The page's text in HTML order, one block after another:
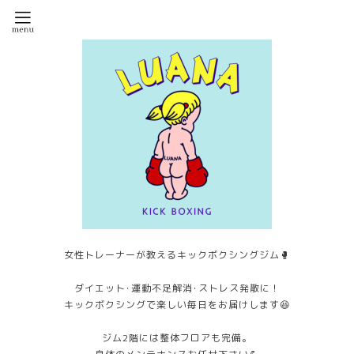
女性トレーナーが教えるキックボクシングジム🥊
ダイエット･運動不足解消･ストレス発散に！
キックボクシングで楽しい毎日をお届けします😆
ジム2階には整体フロアも完備。